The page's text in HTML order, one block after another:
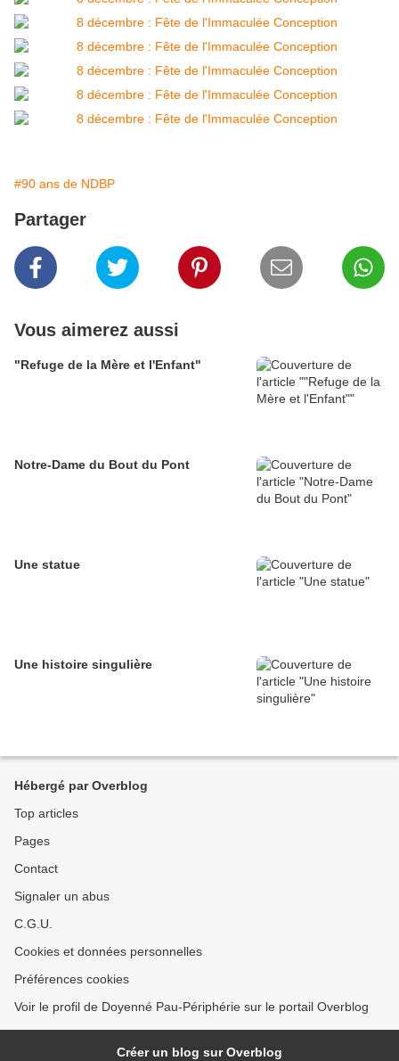
#90 ans de NDBP
Partager
Vous aimerez aussi
"Refuge de la Mère et l'Enfant"
Notre-Dame du Bout du Pont
Une statue
Une histoire singulière
Hébergé par Overblog
Top articles
Pages
Contact
Signaler un abus
C.G.U.
Cookies et données personnelles
Préférences cookies
Voir le profil de Doyenné Pau-Périphérie sur le portail Overblog
Créer un blog sur Overblog